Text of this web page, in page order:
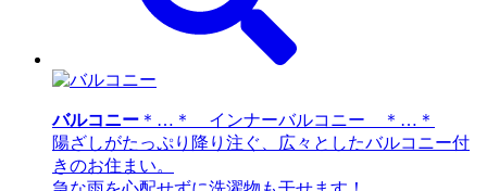
バルコニー ＊…＊ インナーバルコニー ＊…＊
陽ざしがたっぷり降り注ぐ、広々としたバルコニー付
きのお住まい。